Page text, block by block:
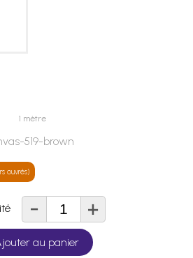
1 mètre
519-brown
ouvrés)
- +
au panier